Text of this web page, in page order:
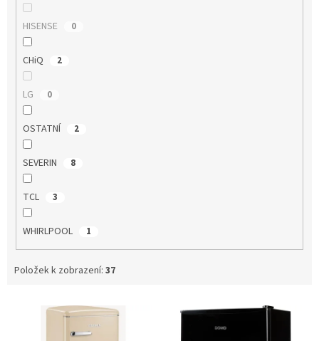
HISENSE 0
CHiQ 2
LG 0
OSTATNÍ 2
SEVERIN 8
TCL 3
WHIRLPOOL 1
Položek k zobrazení: 37